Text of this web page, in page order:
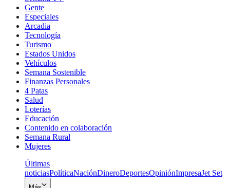
Gente
Especiales
Arcadia
Tecnología
Turismo
Estados Unidos
Vehículos
Semana Sostenible
Finanzas Personales
4 Patas
Salud
Loterías
Educación
Contenido en colaboración
Semana Rural
Mujeres
Últimas
noticiasPolíticaNaciónDineroDeportesOpiniónImpresaJet Set